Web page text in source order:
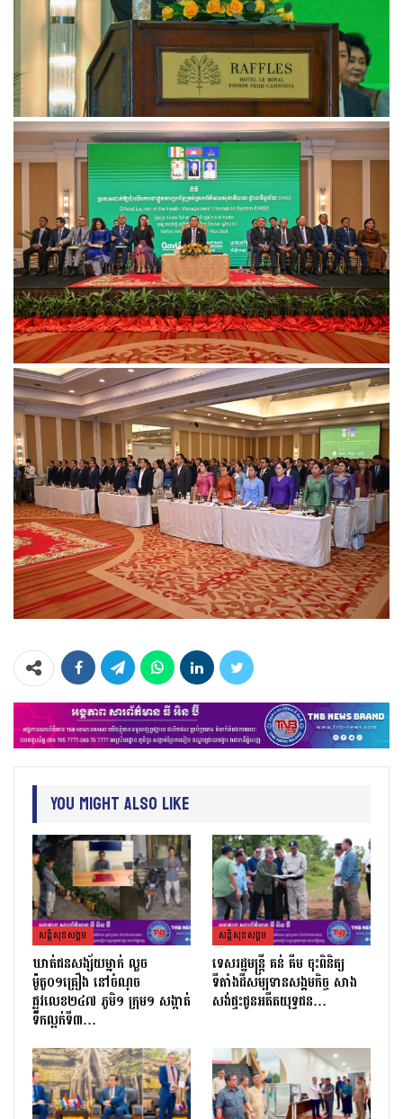
You Might Also Like
សន្តិសុខសង្គម
ឃាត់ជនសង្ស័យម្នាក់ លួច
ម៉ូតូ០១គ្រឿង នៅចំណុច
ផ្លូវលេខ២៤៧ ភូមិ១ ក្រុម១ សង្កាត់
ទឹកល្អក់ទី៣…
សន្តិសុខសង្គម
ទេសរដ្ឋមន្រ្តី គន់ គីម ចុះពិនិត្យ
ទីតាំងដីសម្បទានសង្គមកិច្ច សាង
សង់ផ្ទះជូនអតីតយុទ្ធជន…